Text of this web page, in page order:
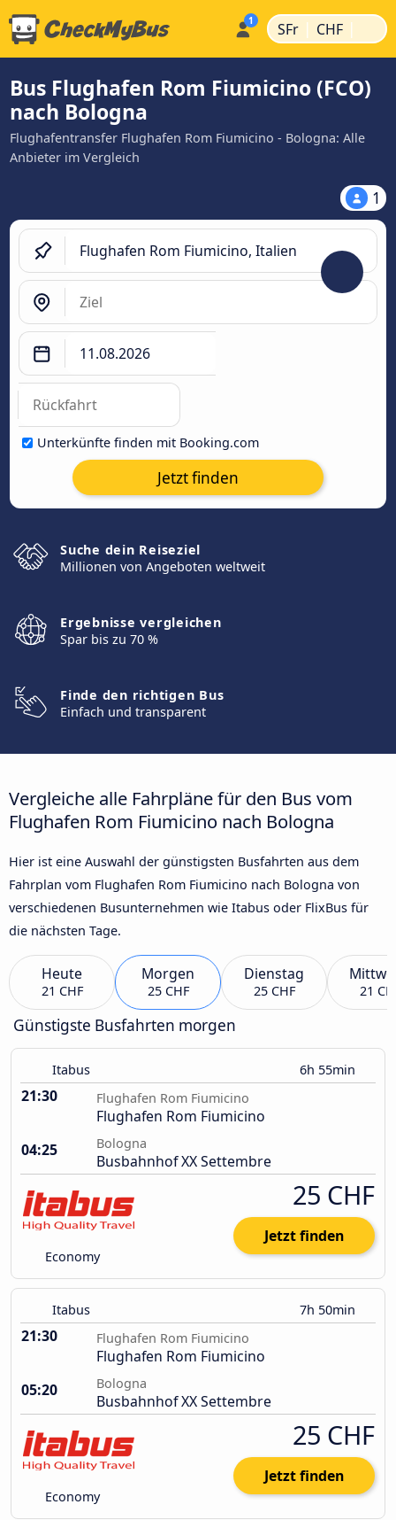
SFr | CHF |
Bus Flughafen Rom Fiumicino (FCO)
nach Bologna
Flughafentransfer Flughafen Rom Fiumicino - Bologna: Alle
Anbieter im Vergleich
1
Unterkünfte finden mit Booking.com
Jetzt finden
Suche dein Reiseziel
Millionen von Angeboten weltweit
Ergebnisse vergleichen
Spar bis zu 70 %
Finde den richtigen Bus
Einfach und transparent
Vergleiche alle Fahrpläne für den Bus vom
Flughafen Rom Fiumicino nach Bologna
Hier ist eine Auswahl der günstigsten Busfahrten aus dem
Fahrplan vom Flughafen Rom Fiumicino nach Bologna von
verschiedenen Busunternehmen wie Itabus oder FlixBus für
die nächsten Tage.
Heute
21 CHF
Morgen
25 CHF
Dienstag
25 CHF 21
Günstigste Busfahrten morgen
Itabus 6h 55min
21:30 Flughafen Rom Fiumicino
Flughafen Rom Fiumicino
04:25
Bologna
Busbahnhof XX Settembre
Economy
25 CHF
Jetzt finden
Itabus 7h 50min
21:30 Flughafen Rom Fiumicino
Flughafen Rom Fiumicino
05:20
Bologna
Busbahnhof XX Settembre
Economy
25 CHF
Jetzt finden